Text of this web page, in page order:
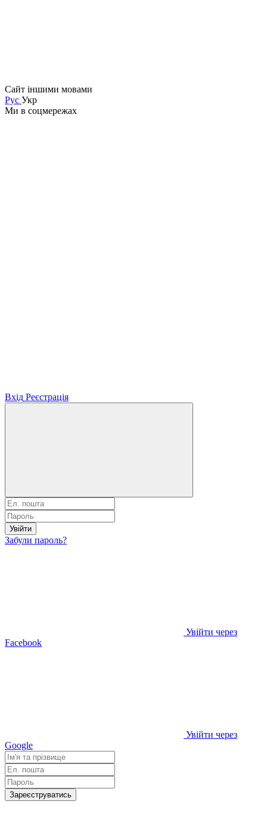
Сайт іншими мовами
Рус Укр
Ми в соцмережах
Вхід Реєстрація
Увійти
Забули пароль?
Увійти через
Facebook
Увійти через
Google
Зареєструватись